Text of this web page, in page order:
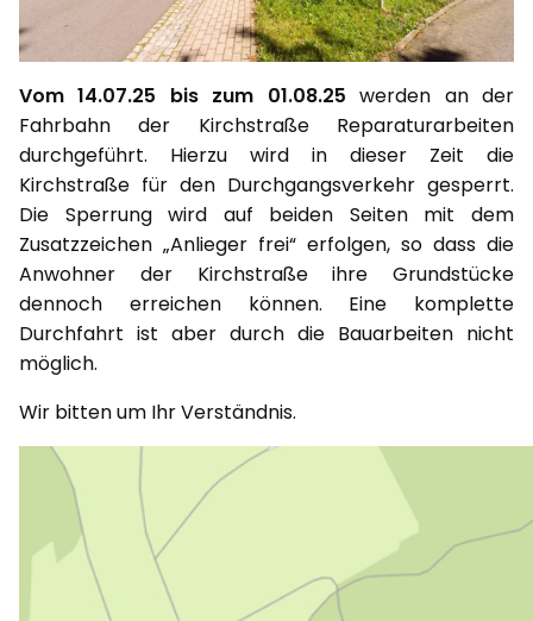
Vom 14.07.25 bis zum 01.08.25 werden an der
Fahrbahn der Kirchstraße Reparaturarbeiten
durchgeführt. Hierzu wird in dieser Zeit die
Kirchstraße für den Durchgangsverkehr gesperrt.
Die Sperrung wird auf beiden Seiten mit dem
Zusatzzeichen „Anlieger frei“ erfolgen, so dass die
Anwohner der Kirchstraße ihre Grundstücke
dennoch erreichen können. Eine komplette
Durchfahrt ist aber durch die Bauarbeiten nicht
möglich.
Wir bitten um Ihr Verständnis.